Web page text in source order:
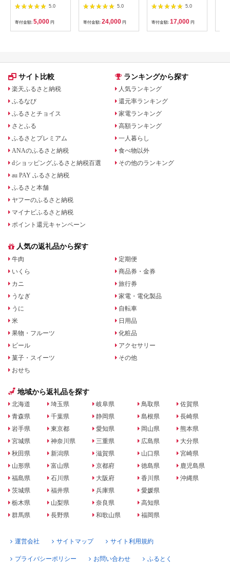
麺300g×2袋
5.0
寄付金額: 5,000 円
けで漬けた無添加梅干
し2kg 梅ボーイズ｜
B201_EP6024
5.0
寄付金額: 24,000 円
形県鶴岡市 アトリエ
かおる | 山葡萄 雑貨
キーホルダー ギフト
贈り物 お取り寄せ 返
礼品
5.0
寄付金額: 17,000 円
サイト比較
楽天ふるさと納税
ふるなび
ふるさとチョイス
さとふる
ふるさとプレミアム
ANAのふるさと納税
dショッピングふるさと納税百選
au PAY ふるさと納税
ふるさと本舗
ヤフーのふるさと納税
マイナビふるさと納税
ポイント還元キャンペーン
ランキングから探す
人気ランキング
還元率ランキング
家電ランキング
高額ランキング
一人暮らし
食べ物以外
その他のランキング
人気の返礼品から探す
牛肉
いくら
カニ
うなぎ
うに
米
果物・フルーツ
ビール
菓子・スイーツ
おせち
定期便
商品券・金券
旅行券
家電・電化製品
自転車
日用品
化粧品
アクセサリー
その他
地域から返礼品を探す
北海道
青森県
岩手県
宮城県
秋田県
山形県
福島県
茨城県
栃木県
群馬県
埼玉県
千葉県
東京都
神奈川県
新潟県
富山県
石川県
福井県
山梨県
長野県
岐阜県
静岡県
愛知県
三重県
滋賀県
京都府
大阪府
兵庫県
奈良県
和歌山県
鳥取県
島根県
岡山県
広島県
山口県
徳島県
香川県
愛媛県
高知県
福岡県
佐賀県
長崎県
熊本県
大分県
宮崎県
鹿児島県
沖縄県
運営会社 サイトマップ サイト利用規約
プライバシーポリシー お問い合わせ ふるとく